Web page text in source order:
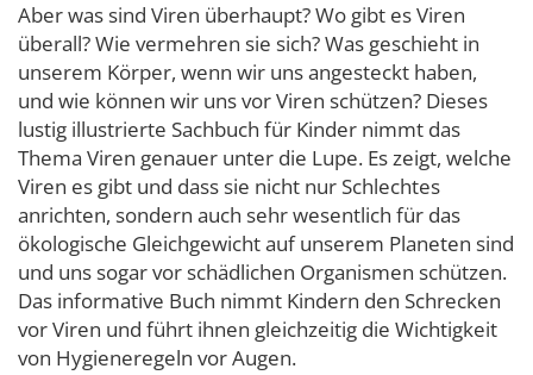
Aber was sind Viren überhaupt? Wo gibt es Viren
überall? Wie vermehren sie sich? Was geschieht in
unserem Körper, wenn wir uns angesteckt haben,
und wie können wir uns vor Viren schützen? Dieses
lustig illustrierte Sachbuch für Kinder nimmt das
Thema Viren genauer unter die Lupe. Es zeigt, welche
Viren es gibt und dass sie nicht nur Schlechtes
anrichten, sondern auch sehr wesentlich für das
ökologische Gleichgewicht auf unserem Planeten sind
und uns sogar vor schädlichen Organismen schützen.
Das informative Buch nimmt Kindern den Schrecken
vor Viren und führt ihnen gleichzeitig die Wichtigkeit
von Hygieneregeln vor Augen.